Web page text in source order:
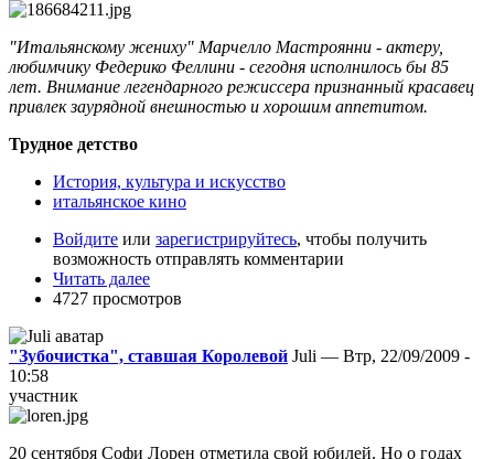
"Итальянскому жениху" Марчелло Мастроянни - актеру,
любимчику Федерико Феллини - сегодня исполнилось бы 85
лет. Внимание легендарного режиссера признанный красавец
привлек заурядной внешностью и хорошим аппетитом.
Трудное детство
История, культура и искусство
итальянское кино
Войдите или зарегистрируйтесь, чтобы получить
возможность отправлять комментарии
Читать далее
4727 просмотров
"Зубочистка", ставшая Королевой Juli — Втр, 22/09/2009 -
10:58
участник
20 сентября Софи Лорен отметила свой юбилей. Но о годах